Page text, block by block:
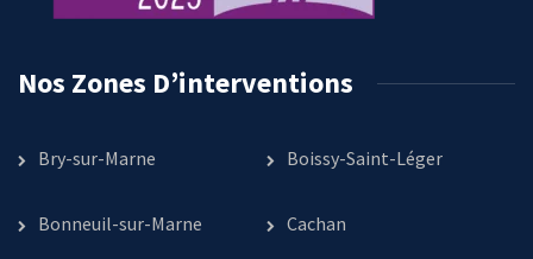
Nos Zones D’interventions
Bry-sur-Marne Boissy-Saint-Léger
Bonneuil-sur-Marne Cachan